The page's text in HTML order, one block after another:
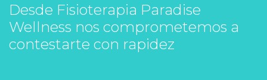
Desde Fisioterapia Paradise
Wellness nos comprometemos a
contestarte con rapidez